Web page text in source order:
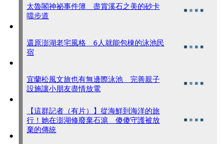
太魯閣神祕事件簿 盡賞溪石之美的砂卡
噹步道
還原澎湖老宅風格 6人就能包棟的泳池民
宿
宜蘭松風文旅也有無邊際泳池 完善親子
設施讓小朋友盡情放電
【這群記者（有片）】從海鮮到海洋的旅
行！她在澎湖修廢棄石滬 傻傻守護被放
棄的傳統